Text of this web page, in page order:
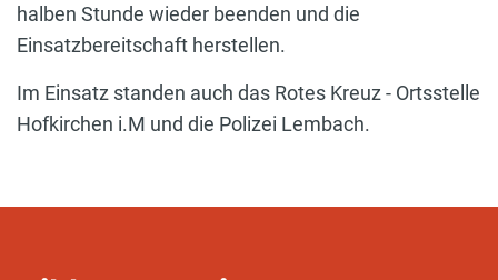
halben Stunde wieder beenden und die
Einsatzbereitschaft herstellen.
Im Einsatz standen auch das Rotes Kreuz - Ortsstelle
Hofkirchen i.M und die Polizei Lembach.